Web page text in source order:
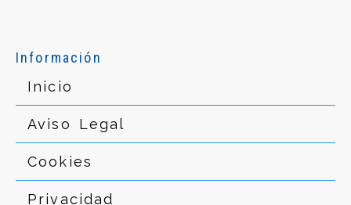
Información
Inicio
Aviso Legal
Cookies
Privacidad